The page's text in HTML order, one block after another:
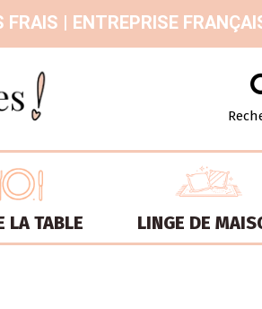
| ENTREPRISE
LA TABLE LINGE DE